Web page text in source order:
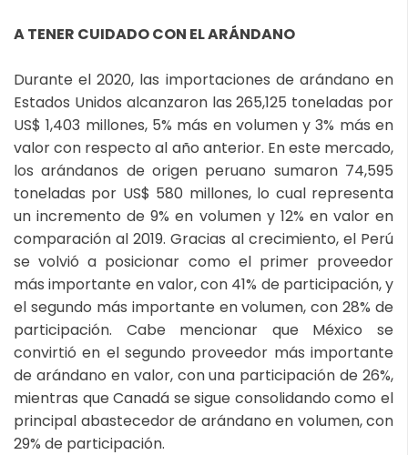
A TENER CUIDADO CON EL ARÁNDANO
Durante el 2020, las importaciones de arándano en
Estados Unidos alcanzaron las 265,125 toneladas por
US$ 1,403 millones, 5% más en volumen y 3% más en
valor con respecto al año anterior. En este mercado,
los arándanos de origen peruano sumaron 74,595
toneladas por US$ 580 millones, lo cual representa
un incremento de 9% en volumen y 12% en valor en
comparación al 2019. Gracias al crecimiento, el Perú
se volvió a posicionar como el primer proveedor
más importante en valor, con 41% de participación, y
el segundo más importante en volumen, con 28% de
participación. Cabe mencionar que México se
convirtió en el segundo proveedor más importante
de arándano en valor, con una participación de 26%,
mientras que Canadá se sigue consolidando como el
principal abastecedor de arándano en volumen, con
29% de participación.